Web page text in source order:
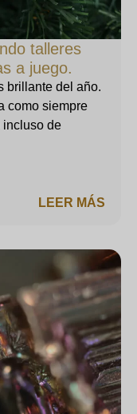
talleres
a juego.
brillante del año.
como siempre
incluso de
LEER MÁS